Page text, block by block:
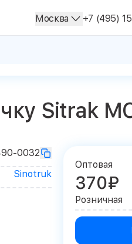
Москва +7 (495)
Sitrak
0032
Sinotruk
Оптовая
370₽
Розничная